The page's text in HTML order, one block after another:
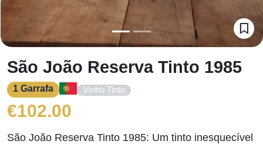
São João Reserva Tinto 1985
1 Garrafa Vinho Tinto
€102.00
São João Reserva Tinto 1985: Um tinto inesquecível